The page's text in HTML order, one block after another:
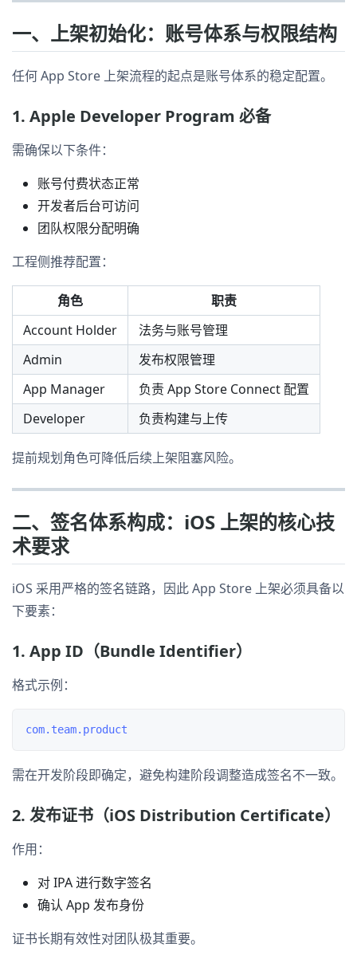
一、上架初始化：账号体系与权限结构
任何 App Store 上架流程的起点是账号体系的稳定配置。
1. Apple Developer Program 必备
需确保以下条件：
账号付费状态正常
开发者后台可访问
团队权限分配明确
工程侧推荐配置：
角色
职责
Account Holder
法务与账号管理
Admin
发布权限管理
App Manager
负责 App Store Connect 配置
Developer
负责构建与上传
提前规划角色可降低后续上架阻塞风险。
二、签名体系构成：iOS 上架的核心技
术要求
iOS 采用严格的签名链路，因此 App Store 上架必须具备以
下要素：
1. App ID（Bundle Identifier）
格式示例：
需在开发阶段即确定，避免构建阶段调整造成签名不一致。
2. 发布证书（iOS Distribution Certificate）
作用：
对 IPA 进行数字签名
确认 App 发布身份
证书长期有效性对团队极其重要。